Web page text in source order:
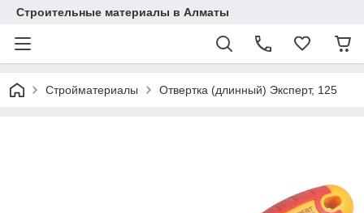
Строительные материалы в Алматы
Стройматериалы Отвертка (длинный) Эксперт, 125